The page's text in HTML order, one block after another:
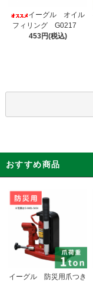
イーグル オイル
フィリング G0217
453円(税込)
おすすめ商品
イーグル 防災用爪つき